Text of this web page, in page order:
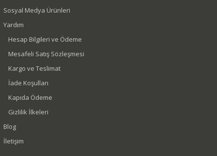
Sosyal Medya Ürünleri
Yardım
Hesap Bilgileri ve Ödeme
Mesafeli Satış Sözleşmesi
Kargo ve Teslimat
İade Koşulları
Kapıda Ödeme
Gizlilik İlkeleri
Blog
İletişim